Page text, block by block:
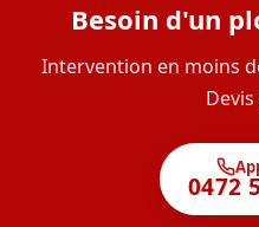
Besoin d'un
Intervention en moins
0472